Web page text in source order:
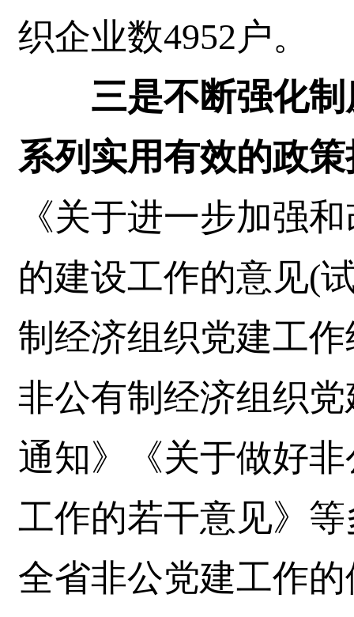
织企业数4952户。
三是不断强化
系列实用有效的政
《关于进一步加强
的建设工作的意见(
制经济组织党建工
非公有制经济组织
通知》《关于做好
工作的若干意见》
全省非公党建工作